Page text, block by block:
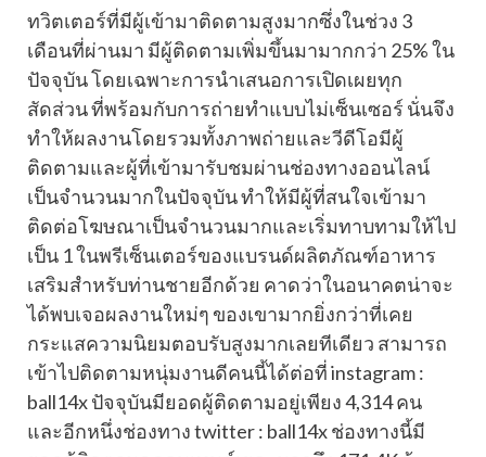
ทวิตเตอร์ที่มีผู้เข้ามาติดตามสูงมากซึ่งในช่วง 3
เดือนที่ผ่านมา มีผู้ติดตามเพิ่มขึ้นมามากกว่า 25% ใน
ปัจจุบัน โดยเฉพาะการนำเสนอการเปิดเผยทุก
สัดส่วน ที่พร้อมกับการถ่ายทำแบบไม่เซ็นเซอร์ นั่นจึง
ทำให้ผลงานโดยรวมทั้งภาพถ่ายและวีดีโอมีผู้
ติดตามและผู้ที่เข้ามารับชมผ่านช่องทางออนไลน์
เป็นจำนวนมากในปัจจุบัน ทำให้มีผู้ที่สนใจเข้ามา
ติดต่อโฆษณาเป็นจำนวนมากและเริ่มทาบทามให้ไป
เป็น 1 ในพรีเซ็นเตอร์ของแบรนด์ผลิตภัณฑ์อาหาร
เสริมสำหรับท่านชายอีกด้วย คาดว่าในอนาคตน่าจะ
ได้พบเจอผลงานใหม่ๆ ของเขามากยิ่งกว่าที่เคย
กระแสความนิยมตอบรับสูงมากเลยทีเดียว สามารถ
เข้าไปติดตามหนุ่มงานดีคนนี้ได้ต่อที่ instagram :
ball14x ปัจจุบันมียอดผู้ติดตามอยู่เพียง4,314คน
และอีกหนึ่งช่องทาง twitter : ball14x ช่องทางนี้มี